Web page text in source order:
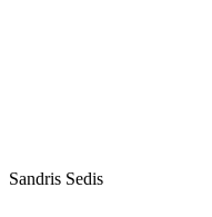
Sandris Sedis